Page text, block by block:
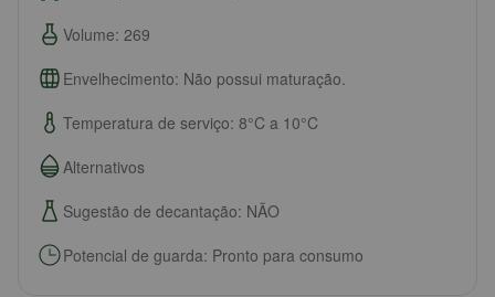
Volume: 269
Envelhecimento: Não possui maturação.
Temperatura de serviço: 8°C a 10°C
Alternativos
Sugestão de decantação: NÃO
Potencial de guarda: Pronto para consumo